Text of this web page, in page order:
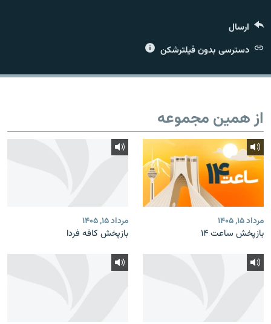
زبان‌های دیگر
ارسال
دسترسی بدون فیلترشکن
از همین مجموعه
مرداد ۱۵, ۱۴۰۵
بازپخش ساعت ۱۴
مرداد ۱۵, ۱۴۰۵
بازپخش کافه فردا